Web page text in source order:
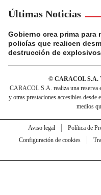
Últimas Noticias
Gobierno crea prima para
policías que realicen
destrucción de explosivos
© CARACOL S.A.
CARACOL S.A. realiza una reserva
y otras prestaciones accesibles desde
medios
Aviso legal Política de
Configuración de cookies